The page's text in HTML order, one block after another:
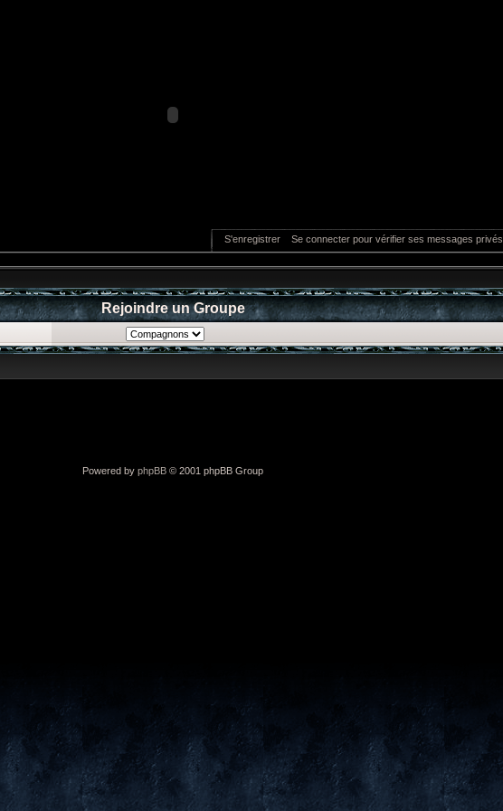
S'enregistrer Se connecter pour vérifier ses messages privés
Rejoindre un Groupe
Powered by phpBB © 2001 phpBB Group